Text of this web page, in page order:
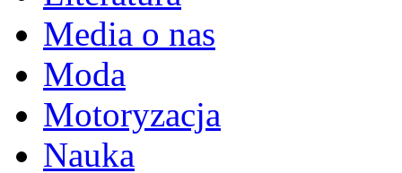
Media o nas
Moda
Motoryzacja
Nauka